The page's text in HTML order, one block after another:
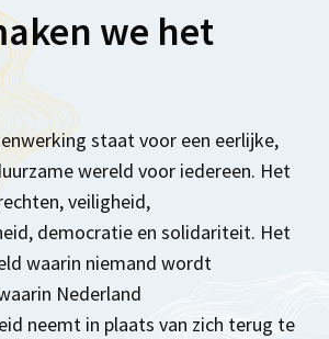
we het
staat voor een eerlijke,
wereld voor iedereen. Het
veiligheid,
democratie en solidariteit. Het
waarin niemand wordt
Nederland
neemt in plaats van zich terug te